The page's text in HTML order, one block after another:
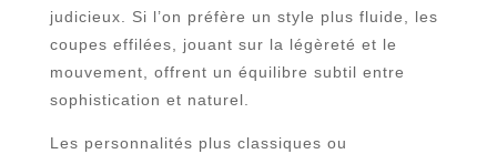
judicieux. Si l’on préfère un style plus fluide, les
coupes effilées, jouant sur la légèreté et le
mouvement, offrent un équilibre subtil entre
sophistication et naturel.
Les personnalités plus classiques ou